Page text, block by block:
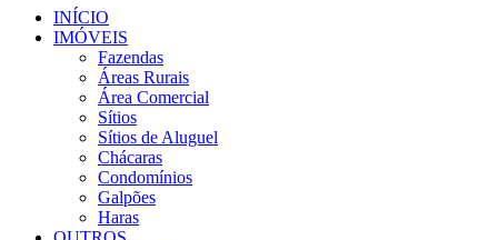
INÍCIO
IMÓVEIS
Fazendas
Áreas Rurais
Área Comercial
Sítios
Sítios de Aluguel
Chácaras
Condomínios
Galpões
Haras